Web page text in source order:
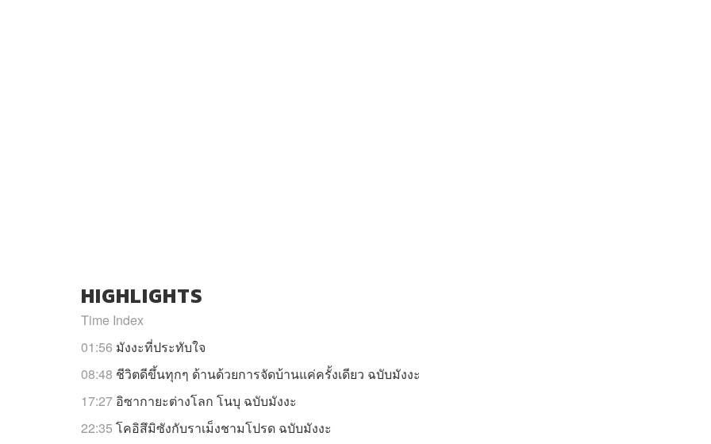
HIGHLIGHTS
Time Index
01:56 มังงะที่ประทับใจ
08:48 ชีวิตดีขึ้นทุกๆ ด้านด้วยการจัดบ้านแค่ครั้งเดียว ฉบับมังงะ
17:27 อิซากายะต่างโลก โนบุ ฉบับมังงะ
22:35 โคอิสึมิซังกับราเม็งชามโปรด ฉบับมังงะ